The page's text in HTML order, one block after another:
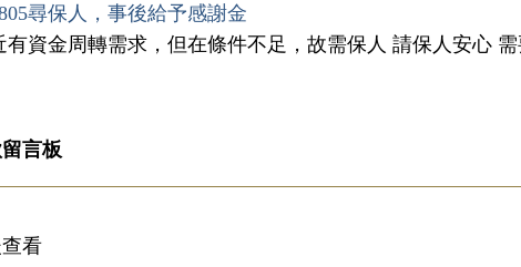
尋保人，事後給予感謝金
有資金周轉需求，但在條件不足，故需保人 請保人安心
言板
看